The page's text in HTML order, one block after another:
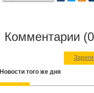
Комментарии
Новости того же дня